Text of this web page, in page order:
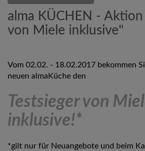
alma KÜCHEN - Aktion
von Miele inklusive"
Vom 02.02. - 18.02.2017 bekommen
neuen almaKüche den
Testsieger von
inklusive!*
*gilt nur für Neuangebote und beim